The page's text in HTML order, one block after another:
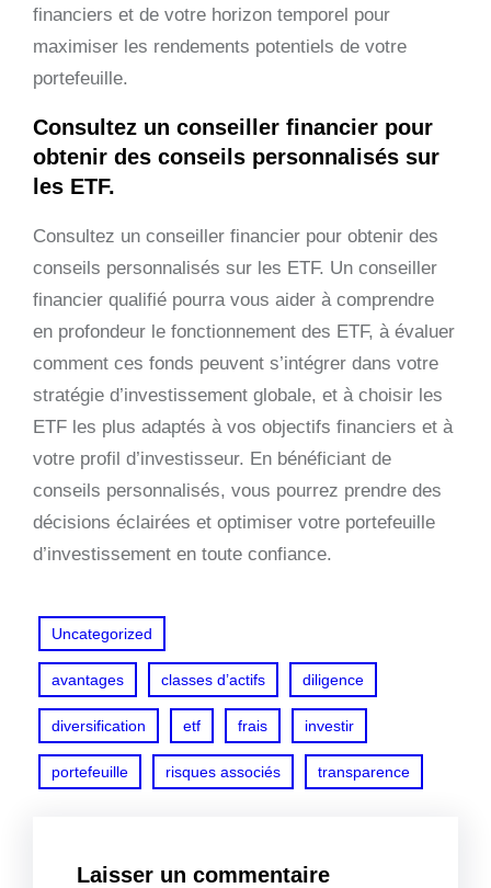
financiers et de votre horizon temporel pour
maximiser les rendements potentiels de votre
portefeuille.
Consultez un conseiller financier pour
obtenir des conseils personnalisés sur
les ETF.
Consultez un conseiller financier pour obtenir des
conseils personnalisés sur les ETF. Un conseiller
financier qualifié pourra vous aider à comprendre
en profondeur le fonctionnement des ETF, à évaluer
comment ces fonds peuvent s’intégrer dans votre
stratégie d’investissement globale, et à choisir les
ETF les plus adaptés à vos objectifs financiers et à
votre profil d’investisseur. En bénéficiant de
conseils personnalisés, vous pourrez prendre des
décisions éclairées et optimiser votre portefeuille
d’investissement en toute confiance.
Uncategorized
avantages classes d’actifs diligence
diversification etf frais investir
portefeuille risques associés transparence
Laisser un commentaire